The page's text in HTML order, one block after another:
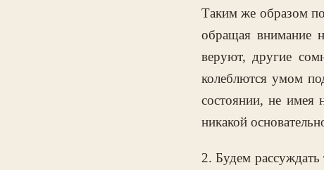
Таким же образом
обращая внимание
веруют, другие
колеблются умом
состоянии, не имея
никакой
2. Будем рассуждать